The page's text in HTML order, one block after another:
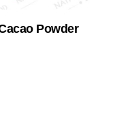
Powder